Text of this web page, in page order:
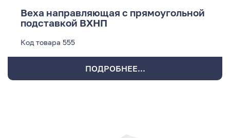
Веха направляющая с прямоугольной
подставкой ВХНП
Код товара 555
ПОДРОБНЕЕ...